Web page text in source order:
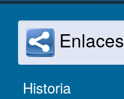
Enlaces
Historia